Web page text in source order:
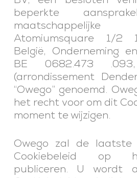
beperkte
Atomiumsquare 1/2
België, Onderneming
BE 0682.473
(arrondissement
“Owego” genoemd.
het recht voor om dit
moment te wijzigen.
Owego zal de laatste
Cookiebeleid op
publiceren. U wordt